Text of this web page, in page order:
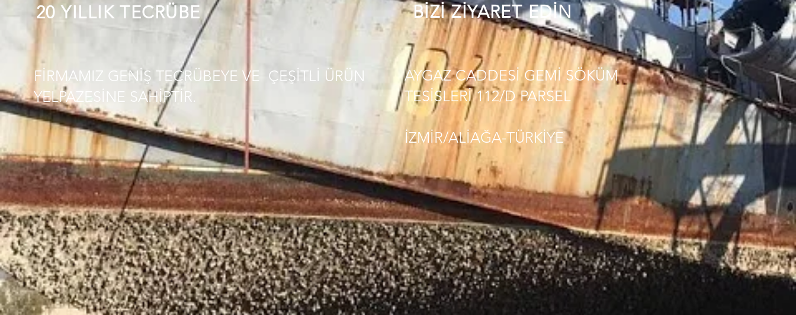
20 YILLIK TECRÜBE
FİRMAMIZ GENİŞ TECRÜBEYE VE ÇEŞİTLİ ÜRÜN
YELPAZESİNE SAHİPTİR.
BİZİ ZİYARET EDİN
AYGAZ CADDESİ GEMİ SÖKÜM
TESİSLERİ 112/D PARSEL
İZMİR/ALİAĞA-TÜRKİYE